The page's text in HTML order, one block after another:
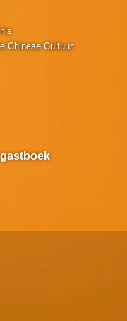
Chinese Cultuur